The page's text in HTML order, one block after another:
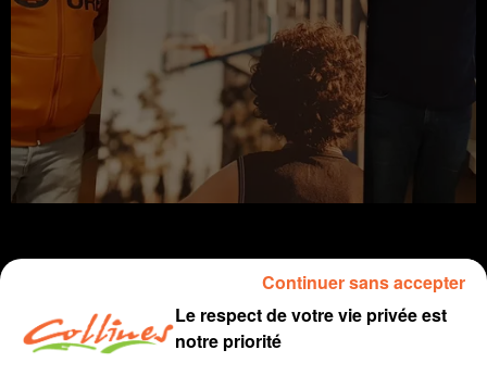
infos
Le respect de votre vie privée est
notre priorité
Continuer sans accepter